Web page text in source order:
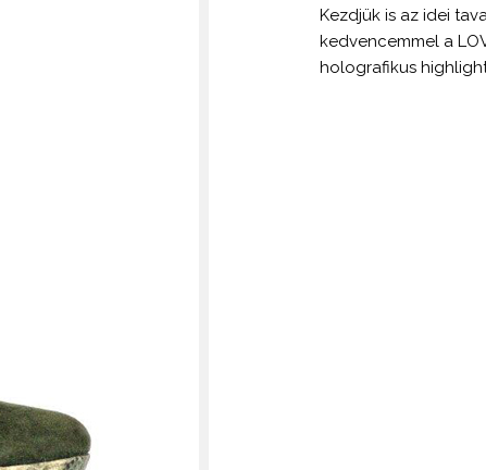
Kezdjük is az idei
kedvencemmel a
holografikus